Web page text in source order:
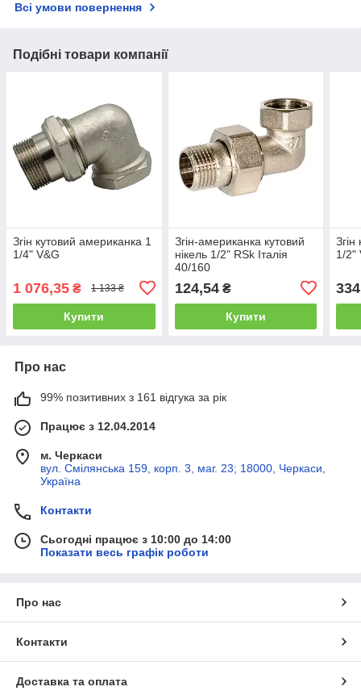
Всі умови повернення
Подібні товари компанії
Згін кутовий американка 1
1/4" V&G
1 076,35 ₴ 1 133 ₴
Купити
Згін-американка кутовий
нікель 1/2" RSk Італія
40/160
124,54₴
Купити
1/2"
334
Про нас
99% позитивних з 161 відгука за рік
Працює з 12.04.2014
м. Черкаси
вул. Смілянська 159, корп. 3, маг. 23; 18000, Черкаси,
Україна
Контакти
Сьогодні працює з 10:00 до 14:00
Показати весь графік роботи
Про нас
Контакти
Доставка та оплата